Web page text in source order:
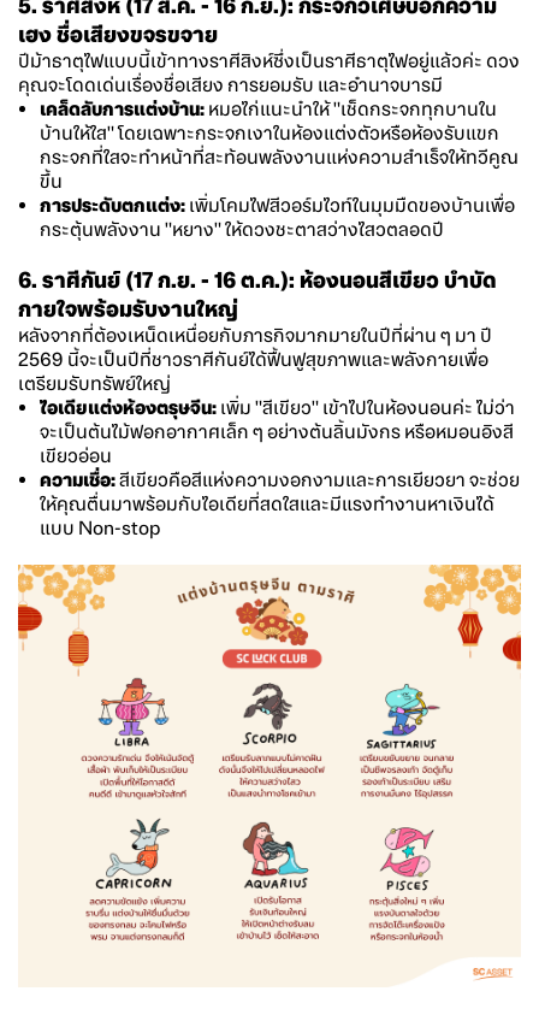
5. ราศีสิงห์ (17 ส.ค. - 16 ก.ย.): กระจกวิเศษบอกความ
เฮง ชื่อเสียงขจรขจาย
ปีม้าธาตุไฟแบบนี้เข้าทางราศีสิงห์ซึ่งเป็นราศีธาตุไฟอยู่แล้วค่ะ ดวง
คุณจะโดดเด่นเรื่องชื่อเสียง การยอมรับ และอำนาจบารมี
เคล็ดลับการแต่งบ้าน: หมอไก่แนะนำให้ "เช็ดกระจกทุกบานใน
บ้านให้ใส" โดยเฉพาะกระจกเงาในห้องแต่งตัวหรือห้องรับแขก
กระจกที่ใสจะทำหน้าที่สะท้อนพลังงานแห่งความสำเร็จให้ทวีคูณ
ขึ้น
การประดับตกแต่ง: เพิ่มโคมไฟสีวอร์มไวท์ในมุมมืดของบ้านเพื่อ
กระตุ้นพลังงาน "หยาง" ให้ดวงชะตาสว่างไสวตลอดปี
6. ราศีกันย์ (17 ก.ย. - 16 ต.ค.): ห้องนอนสีเขียว บำบัด
กายใจพร้อมรับงานใหญ่
หลังจากที่ต้องเหน็ดเหนื่อยกับภารกิจมากมายในปีที่ผ่าน ๆ มา ปี
2569 นี้จะเป็นปีที่ชาวราศีกันย์ได้ฟื้นฟูสุขภาพและพลังกายเพื่อ
เตรียมรับทรัพย์ใหญ่
ไอเดียแต่งห้องตรุษจีน: เพิ่ม "สีเขียว" เข้าไปในห้องนอนค่ะ ไม่ว่า
จะเป็นต้นไม้ฟอกอากาศเล็ก ๆ อย่างต้นลิ้นมังกร หรือหมอนอิงสี
เขียวอ่อน
ความเชื่อ:สีเขียวคือสีแห่งความงอกงามและการเยียวยา จะช่วย
ให้คุณตื่นมาพร้อมกับไอเดียที่สดใสและมีแรงทำงานหาเงินได้
แบบ Non-stop